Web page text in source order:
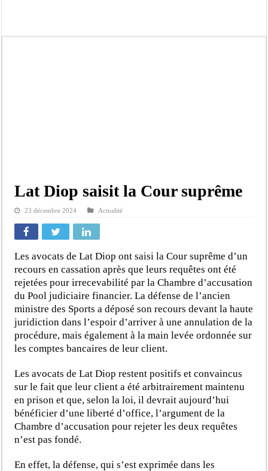
Lat Diop saisit la Cour suprême
23 décembre 2024 Actualité
Les avocats de Lat Diop ont saisi la Cour suprême d’un
recours en cassation après que leurs requêtes ont été
rejetées pour irrecevabilité par la Chambre d’accusation
du Pool judiciaire financier. La défense de l’ancien
ministre des Sports a déposé son recours devant la haute
juridiction dans l’espoir d’arriver à une annulation de la
procédure, mais également à la main levée ordonnée sur
les comptes bancaires de leur client.
Les avocats de Lat Diop restent positifs et convaincus
sur le fait que leur client a été arbitrairement maintenu
en prison et que, selon la loi, il devrait aujourd’hui
bénéficier d’une liberté d’office, l’argument de la
Chambre d’accusation pour rejeter les deux requêtes
n’est pas fondé.
En effet, la défense, qui s’est exprimée dans les